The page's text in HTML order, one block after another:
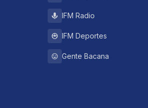
IFM Radio
IFM Deportes
Gente Bacana